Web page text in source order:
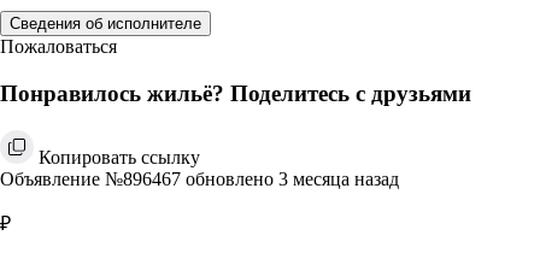
Сведения об исполнителе
Пожаловаться
Понравилось жильё? Поделитесь с друзьями
Копировать ссылку
Объявление №896467 обновлено 3 месяца назад
₽